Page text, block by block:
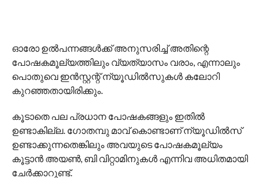
ഓരോ ഉല്‍പന്നങ്ങള്‍ക്ക് അനുസരിച്ച് അതിന്റെ
പോഷകമൂല്യത്തിലും വ്യത്യാസം വരാം, എന്നാലും
പൊതുവെ ഇന്‍സ്റ്റന്റ് ന്യൂഡില്‍സുകള്‍ കലോറി
കുറഞ്ഞതായിരിക്കും.
കൂടാതെ പല പ്രധാന പോഷകങ്ങളും ഇതില്‍
ഉണ്ടാകില്ല. ഗോതമ്പു മാവ് കൊണ്ടാണ് ന്യൂഡില്‍സ്
ഉണ്ടാക്കുന്നതെങ്കിലും അവയുടെ പോഷകമൂല്യം
കൂട്ടാന്‍ അയണ്‍, ബി വിറ്റാമിനുകള്‍ എന്നിവ അധിതമായി
ചേര്‍ക്കാറുണ്ട്.